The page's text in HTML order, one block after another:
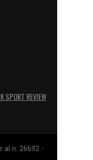
SPORT REVIEW
al n. 26692 -